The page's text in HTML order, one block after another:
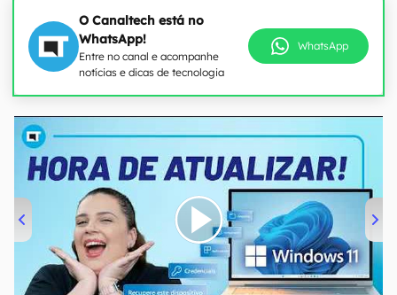
O Canaltech está no
WhatsApp!
Entre no canal e acompanhe
notícias e dicas de tecnologia
WhatsApp